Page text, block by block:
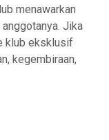
menawarkan
Jika
klub eksklusif
kegembiraan,